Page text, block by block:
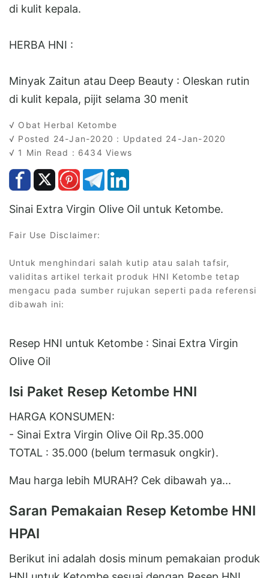
di kulit kepala.
HERBA HNI :
Minyak Zaitun atau Deep Beauty : Oleskan rutin
di kulit kepala, pijit selama 30 menit
√ Obat Herbal Ketombe
√ Posted 24-Jan-2020 : Updated 24-Jan-2020
√ 1 Min Read : 6434 Views
Sinai Extra Virgin Olive Oil untuk Ketombe.
Fair Use Disclaimer:
Untuk menghindari salah kutip atau salah tafsir,
validitas artikel terkait produk HNI Ketombe tetap
mengacu pada sumber rujukan seperti pada referensi
dibawah ini:
Resep HNI untuk Ketombe : Sinai Extra Virgin
Olive Oil
Isi Paket Resep Ketombe HNI
HARGA KONSUMEN:
- Sinai Extra Virgin Olive Oil Rp.35.000
TOTAL : 35.000 (belum termasuk ongkir).
Mau harga lebih MURAH? Cek dibawah ya...
Saran Pemakaian Resep Ketombe HNI
HPAI
Berikut ini adalah dosis minum pemakaian produk